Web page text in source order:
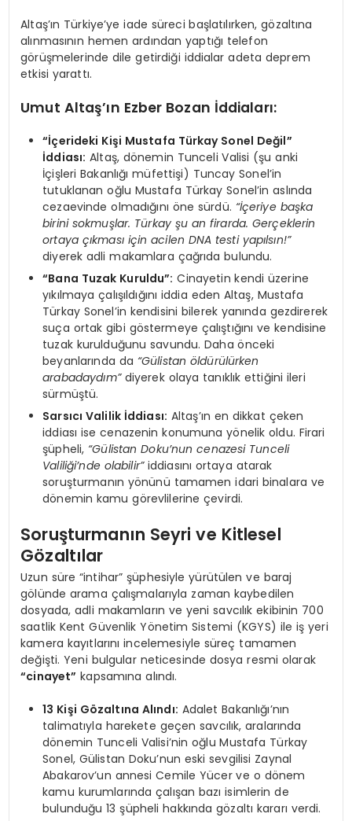
Altaş’ın Türkiye’ye iade süreci başlatılırken, gözaltına
alınmasının hemen ardından yaptığı telefon
görüşmelerinde dile getirdiği iddialar adeta deprem
etkisi yarattı.
Umut Altaş’ın Ezber Bozan İddiaları:
“İçerideki Kişi Mustafa Türkay Sonel Değil”
İddiası: Altaş, dönemin Tunceli Valisi (şu anki
İçişleri Bakanlığı müfettişi) Tuncay Sonel’in
tutuklanan oğlu Mustafa Türkay Sonel’in aslında
cezaevinde olmadığını öne sürdü. “İçeriye başka
birini sokmuşlar. Türkay şu an firarda. Gerçeklerin
ortaya çıkması için acilen DNA testi yapılsın!”
diyerek adli makamlara çağrıda bulundu.
“Bana Tuzak Kuruldu”: Cinayetin kendi üzerine
yıkılmaya çalışıldığını iddia eden Altaş, Mustafa
Türkay Sonel’in kendisini bilerek yanında gezdirerek
suça ortak gibi göstermeye çalıştığını ve kendisine
tuzak kurulduğunu savundu. Daha önceki
beyanlarında da “Gülistan öldürülürken
arabadaydım”diyerek olaya tanıklık ettiğini ileri
sürmüştü.
Sarsıcı Valilik İddiası: Altaş’ın en dikkat çeken
iddiası ise cenazenin konumuna yönelik oldu. Firari
şüpheli, “Gülistan Doku’nun cenazesi Tunceli
Valiliği’nde olabilir”iddiasını ortaya atarak
soruşturmanın yönünü tamamen idari binalara ve
dönemin kamu görevlilerine çevirdi.
Soruşturmanın Seyri ve Kitlesel
Gözaltılar
Uzun süre “intihar” şüphesiyle yürütülen ve baraj
gölünde arama çalışmalarıyla zaman kaybedilen
dosyada, adli makamların ve yeni savcılık ekibinin 700
saatlik Kent Güvenlik Yönetim Sistemi (KGYS) ile iş yeri
kamera kayıtlarını incelemesiyle süreç tamamen
değişti. Yeni bulgular neticesinde dosya resmi olarak
“cinayet” kapsamına alındı.
13 Kişi Gözaltına Alındı: Adalet Bakanlığı’nın
talimatıyla harekete geçen savcılık, aralarında
dönemin Tunceli Valisi’nin oğlu Mustafa Türkay
Sonel, Gülistan Doku’nun eski sevgilisi Zaynal
Abakarov’un annesi Cemile Yücer ve o dönem
kamu kurumlarında çalışan bazı isimlerin de
bulunduğu 13 şüpheli hakkında gözaltı kararı verdi.